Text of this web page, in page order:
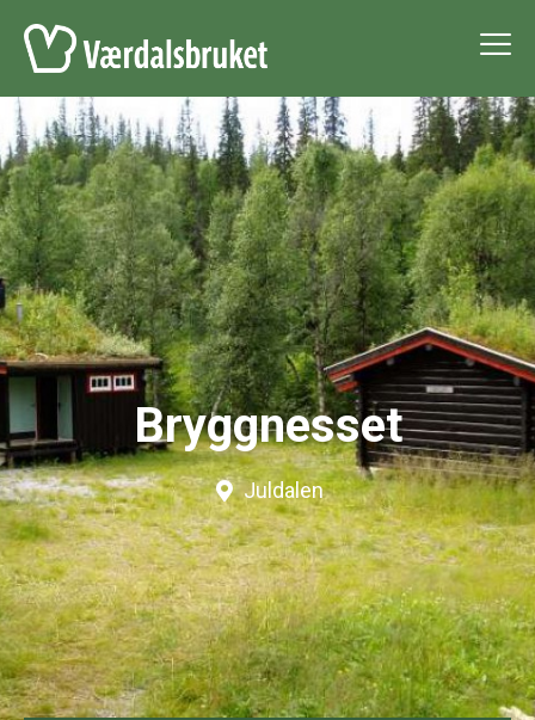
Bryggnesset
Juldalen